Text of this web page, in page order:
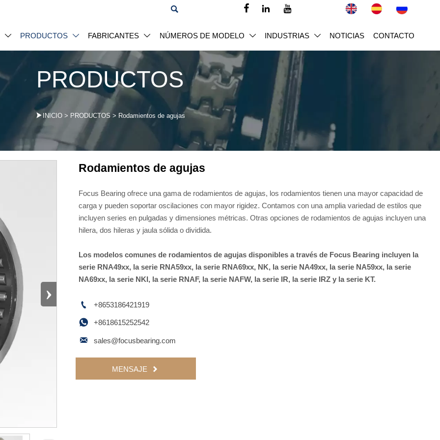
PRODUCTOS
 INICIO> PRODUCTOS > Rodamientos de agujas
›
Rodamientos de agujas
Focus Bearing ofrece una gama de rodamientos de agujas, los rodamientos tienen una mayor capacidad de
carga y pueden soportar oscilaciones con mayor rigidez. Contamos con una amplia variedad de estilos que
incluyen series en pulgadas y dimensiones métricas. Otras opciones de rodamientos de agujas incluyen una
hilera, dos hileras y jaula sólida o dividida.
Los modelos comunes de rodamientos de agujas disponibles a través de Focus Bearing incluyen la
serie RNA49xx, la serie RNA59xx, la serie RNA69xx, NK, la serie NA49xx, la serie NA59xx, la serie
NA69xx, la serie NKI, la serie RNAF, la serie NAFW, la serie IR, la serie IRZ y la serie KT.
 +8653186421919
 +8618615252542
 sales@focusbearing.com
MENSAJE 
   
 PRODUCTOS  FABRICANTES  NÚMEROS DE MODELO  INDUSTRIAS  NOTICIAS CONTACTO